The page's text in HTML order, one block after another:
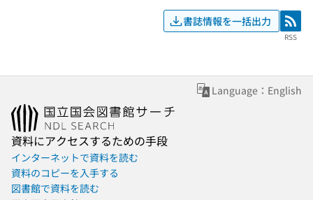
書誌情報を一括出力 RSS
RSS
Language：English
資料にアクセスするための手段
インターネットで資料を読む
資料のコピーを入手する
図書館で資料を読む